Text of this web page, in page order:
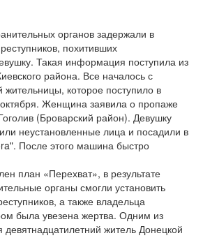
органов задержали в
похитивших
Такая информация поступила из
района. Все началось с
жительницы, которое поступило в
Женщина заявила о пропаже
(Броварский район). Девушку
неустановленные лица и посадили в
После этого машина быстро
план «Перехват», в результате
органы смогли установить
а также владельца
была увезена жертва. Одним из
девятнадцатилетний житель Донецкой